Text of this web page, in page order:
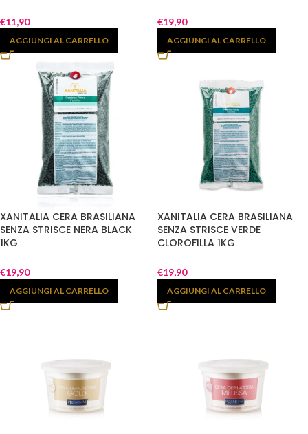
€11,90
AGGIUNGI AL CARRELLO
€19,90
AGGIUNGI AL CARRELLO
XANITALIA CERA BRASILIANA
SENZA STRISCE NERA BLACK
1KG
€19,90
AGGIUNGI AL CARRELLO
XANITALIA CERA BRASILIANA
SENZA STRISCE VERDE
CLOROFILLA 1KG
€19,90
AGGIUNGI AL CARRELLO